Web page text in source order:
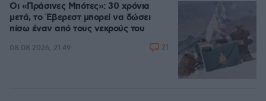
Οι «Πράσινες Μπότες»: 30 χρόνια
μετά, το Έβερεστ μπορεί να δώσει
πίσω έναν από τους νεκρούς του
08.08.2026, 21:49 21